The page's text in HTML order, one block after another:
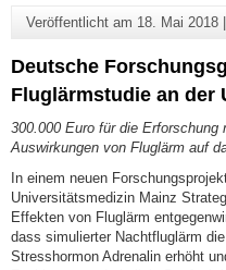
Veröffentlicht am 18. Mai 2018|
Deutsche
Fluglärmstudie an der
300.000 Euro für die Erforschung
Auswirkungen von Fluglärm auf
In einem neuen
Universitätsmedizin Mainz
Effekten von Fluglärm
dass simulierter Nachtfluglärm
Stresshormon Adrenalin erhöht